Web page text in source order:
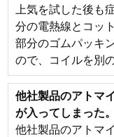
上気を試した後も
分の電熱線とコッ
部分のゴムパッキ
ので、コイルを別
他社製品のアトマ
が入ってしまった。
他社製品のアトマ